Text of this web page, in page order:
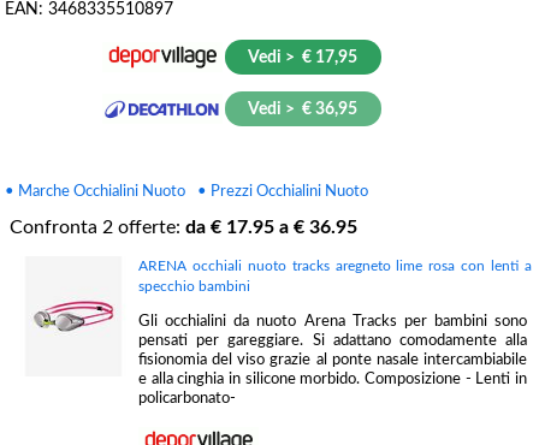
EAN: 3468335510897
Vedi > € 17,95
Vedi > € 36,95
• Marche Occhialini Nuoto • Prezzi Occhialini Nuoto
Confronta 2 offerte: da € 17.95 a € 36.95
ARENA occhiali nuoto tracks aregneto lime rosa con lenti a
specchio bambini
Gli occhialini da nuoto Arena Tracks per bambini sono
pensati per gareggiare. Si adattano comodamente alla
fisionomia del viso grazie al ponte nasale intercambiabile
e alla cinghia in silicone morbido. Composizione - Lenti in
policarbonato-